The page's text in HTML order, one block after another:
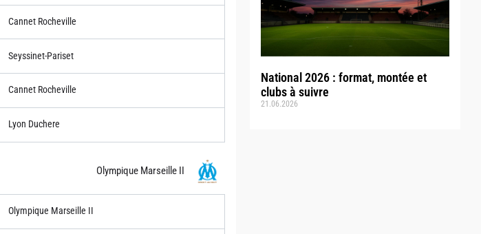
National 2026 : format, montée et
clubs à suivre
21.06.2026
Cannet Rocheville
Seyssinet-Pariset
Cannet Rocheville
Lyon Duchere
Olympique Marseille II
Olympique Marseille II